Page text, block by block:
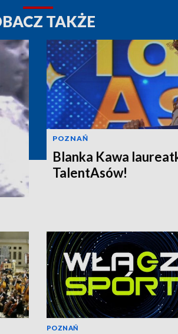
TAKŻE
POZNAŃ
Blanka Kawa
TalentAsów!
POZNAŃ